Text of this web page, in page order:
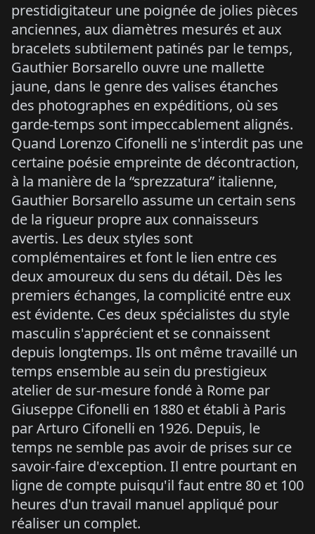
prestidigitateur une poignée de jolies pièces
anciennes, aux diamètres mesurés et aux
bracelets subtilement patinés par le temps,
Gauthier Borsarello ouvre une mallette
jaune, dans le genre des valises étanches
des photographes en expéditions, où ses
garde-temps sont impeccablement alignés.
Quand Lorenzo Cifonelli ne s'interdit pas une
certaine poésie empreinte de décontraction,
à la manière de la “sprezzatura” italienne,
Gauthier Borsarello assume un certain sens
de la rigueur propre aux connaisseurs
avertis. Les deux styles sont
complémentaires et font le lien entre ces
deux amoureux du sens du détail. Dès les
premiers échanges, la complicité entre eux
est évidente. Ces deux spécialistes du style
masculin s'apprécient et se connaissent
depuis longtemps. Ils ont même travaillé un
temps ensemble au sein du prestigieux
atelier de sur-mesure fondé à Rome par
Giuseppe Cifonelli en 1880 et établi à Paris
par Arturo Cifonelli en 1926. Depuis, le
temps ne semble pas avoir de prises sur ce
savoir-faire d'exception. Il entre pourtant en
ligne de compte puisqu'il faut entre 80 et 100
heures d'un travail manuel appliqué pour
réaliser un complet.